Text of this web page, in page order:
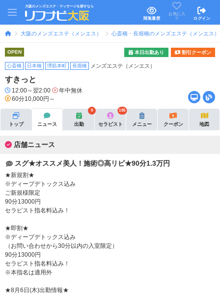
大阪のメンズエステ・マッサージを探すなら
閲覧履歴
お気に入
り
ログイン
大阪のメンズエステ（メンエス） 心斎橋・長堀橋のメンズエステ（メンエス）
OPEN 本日出勤あり 割引クーポン
心斎橋 日本橋 堺筋本町 長堀橋 メンズエステ（メンエス）
すきっと
12:00～翌2:00
年中無休
60分10,000円～
トップ ニュース 出勤
9
セラピスト
185
メニュー クーポン 地図
店舗ニュース
スグ★オススメ美人！施術◎高リピ★90分1.3万円
★新規割★
※ディープデトックス込み
ご新規様限定
90分13000円
セラピスト指名料込み！
★即割★
※ディープデトックス込み
（お問い合わせから30分以内の入室限定）
90分13000円
セラピスト指名料込み！
※本指名は適用外
★8月6日(木)出勤情報★